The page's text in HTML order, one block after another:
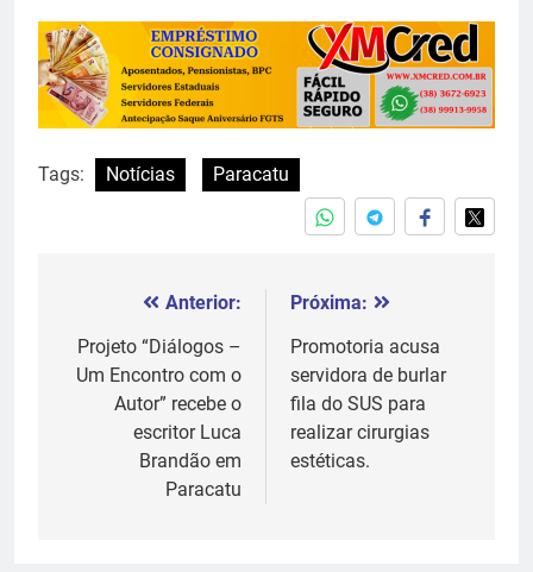
Tags: Notícias Paracatu
Navegação
de
Post
Anterior:
Projeto “Diálogos –
Um Encontro com o
Autor” recebe o
escritor Luca
Brandão em
Paracatu
Próxima:
Promotoria acusa
servidora de burlar
fila do SUS para
realizar cirurgias
estéticas.